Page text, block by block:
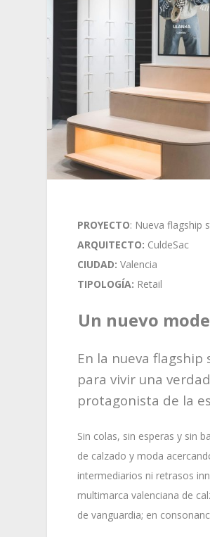
PROYECTO: Nueva flagship
ARQUITECTO: CuldeSac
CIUDAD: Valencia
TIPOLOGÍA: Retail
Un nuevo
En la nueva
para vivir una
protagonista de la
Sin colas, sin esperas y sin
de calzado y moda
intermediarios ni retrasos
multimarca valenciana de
de vanguardia; en